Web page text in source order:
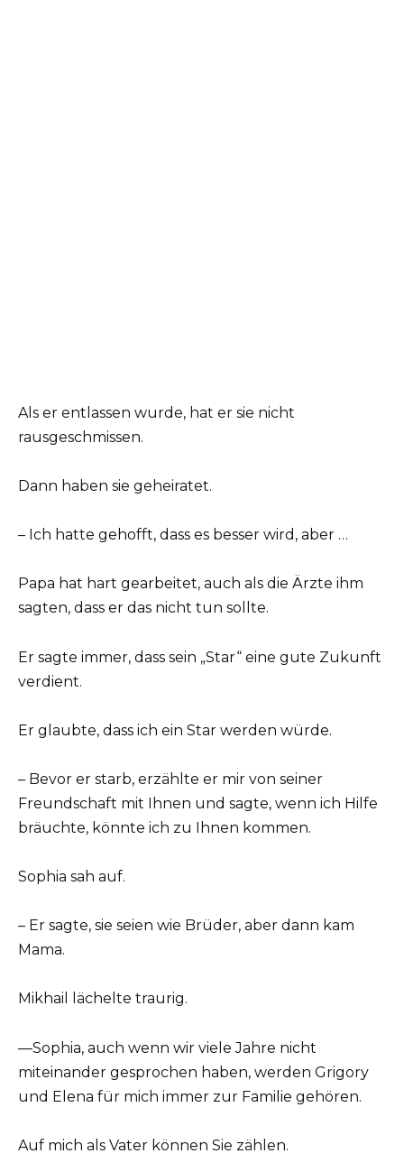
Als er entlassen wurde, hat er sie nicht
rausgeschmissen.
Dann haben sie geheiratet.
– Ich hatte gehofft, dass es besser wird, aber …
Papa hat hart gearbeitet, auch als die Ärzte ihm
sagten, dass er das nicht tun sollte.
Er sagte immer, dass sein „Star“ eine gute Zukunft
verdient.
Er glaubte, dass ich ein Star werden würde.
– Bevor er starb, erzählte er mir von seiner
Freundschaft mit Ihnen und sagte, wenn ich Hilfe
bräuchte, könnte ich zu Ihnen kommen.
Sophia sah auf.
– Er sagte, sie seien wie Brüder, aber dann kam
Mama.
Mikhail lächelte traurig.
—Sophia, auch wenn wir viele Jahre nicht
miteinander gesprochen haben, werden Grigory
und Elena für mich immer zur Familie gehören.
Auf mich als Vater können Sie zählen.